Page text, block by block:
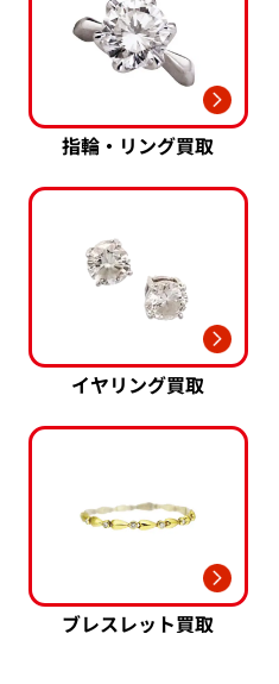
指輪・リング買取
イヤリング買取
ブレスレット買取